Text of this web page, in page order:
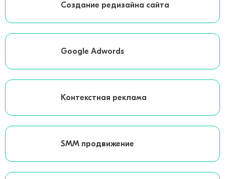
Создание редизайна сайта
Google Adwords
Контекстная реклама
SMM продвижение